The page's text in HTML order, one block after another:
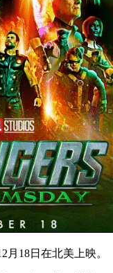
月18日在北美上映。